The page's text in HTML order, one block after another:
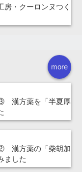
房・クーロンヌつく
more
漢方薬を「半夏厚
漢方薬の「柴胡加
ました